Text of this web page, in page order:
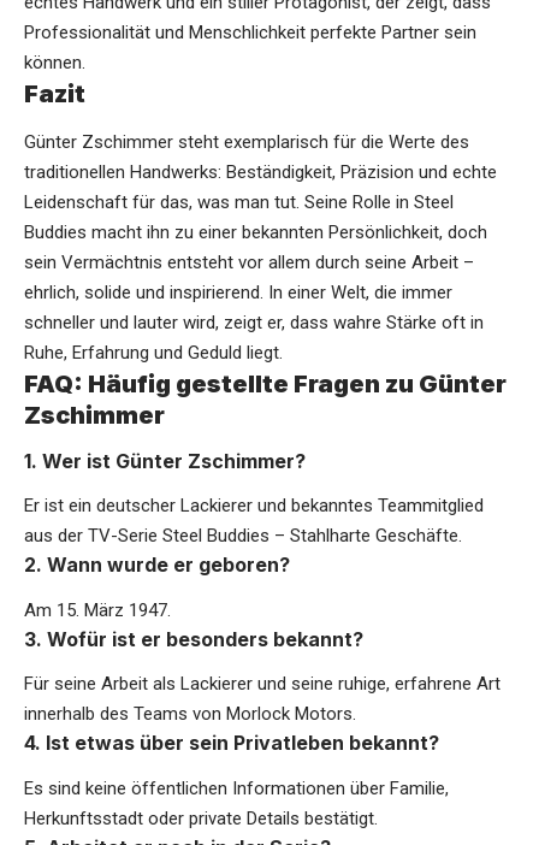
Professionalität und Menschlichkeit perfekte Partner sein
können.
Fazit
Günter Zschimmer steht exemplarisch für die Werte des
traditionellen Handwerks: Beständigkeit, Präzision und echte
Leidenschaft für das, was man tut. Seine Rolle in Steel
Buddies macht ihn zu einer bekannten Persönlichkeit, doch
sein Vermächtnis entsteht vor allem durch seine Arbeit –
ehrlich, solide und inspirierend. In einer Welt, die immer
schneller und lauter wird, zeigt er, dass wahre Stärke oft in
Ruhe, Erfahrung und Geduld liegt.
FAQ: Häufig gestellte Fragen zu Günter
Zschimmer
1. Wer ist Günter Zschimmer?
Er ist ein deutscher Lackierer und bekanntes Teammitglied
aus der TV-Serie Steel Buddies – Stahlharte Geschäfte.
2. Wann wurde er geboren?
Am 15. März 1947.
3. Wofür ist er besonders bekannt?
Für seine Arbeit als Lackierer und seine ruhige, erfahrene Art
innerhalb des Teams von Morlock Motors.
4. Ist etwas über sein Privatleben bekannt?
Es sind keine öffentlichen Informationen über Familie,
Herkunftsstadt oder private Details bestätigt.